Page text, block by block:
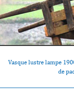
Vasque lustre lampe
de